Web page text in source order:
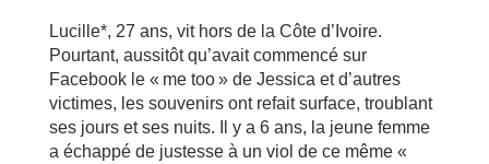
Lucille*, 27 ans, vit hors de la Côte d’Ivoire.
Pourtant, aussitôt qu’avait commencé sur
Facebook le « me too » de Jessica et d’autres
victimes, les souvenirs ont refait surface, troublant
ses jours et ses nuits. Il y a 6 ans, la jeune femme
a échappé de justesse à un viol de ce même «